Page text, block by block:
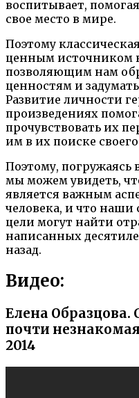
воспитывает,
свое место в мире.
Поэтому
ценным источником
позволяющим нам
ценностям и
Развитие личности
произведениях
прочувствовать их
им в их поиске
Поэтому, погружаясь
мы можем увидеть,
является важным
человека, и что
цели могут найти
написанных
назад.
Видео:
Елена Образцова.
почти
2014